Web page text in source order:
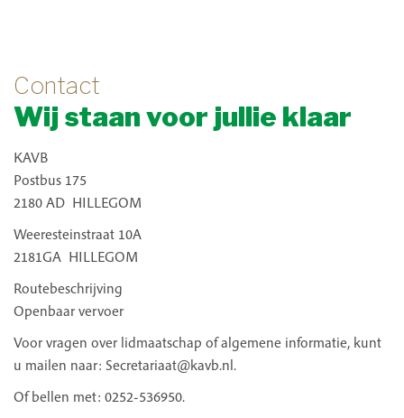
Contact
Wij staan voor jullie klaar
KAVB
Postbus 175
2180 AD HILLEGOM
Weeresteinstraat 10A
2181GA HILLEGOM
Routebeschrijving
Openbaar vervoer
Voor vragen over lidmaatschap of algemene informatie, kunt
u mailen naar: Secretariaat@kavb.nl.
Of bellen met: 0252-536950.